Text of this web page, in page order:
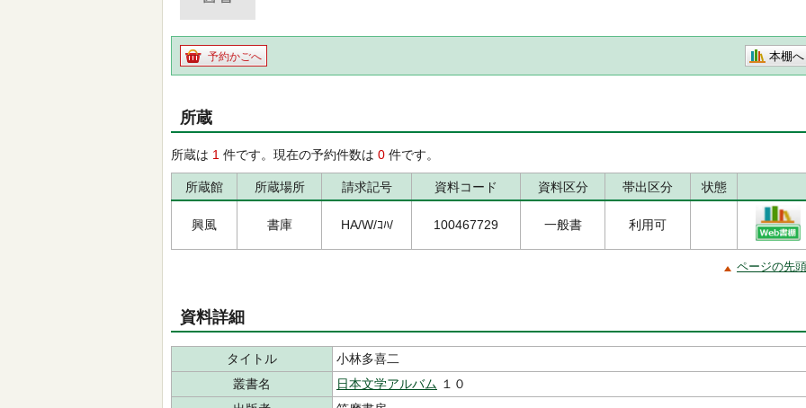
予約かごへ 本棚へ
所蔵
所蔵は 1 件です。現在の予約件数は 0 件です。
所蔵館 所蔵場所 請求記号 資料コード 資料区分 帯出区分 状態
興風 書庫 HA/W/ｺﾊ/ 100467729 一般書 利用可
ページの先
資料詳細
タイトル
小林多喜二
叢書名
日本文学アルバム １０